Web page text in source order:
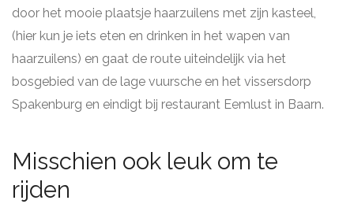
door het mooie plaatsje haarzuilens met zijn kasteel,
(hier kun je iets eten en drinken in het wapen van
haarzuilens) en gaat de route uiteindelijk via het
bosgebied van de lage vuursche en het vissersdorp
Spakenburg en eindigt bij restaurant Eemlust in Baarn.
Misschien ook leuk om te
rijden